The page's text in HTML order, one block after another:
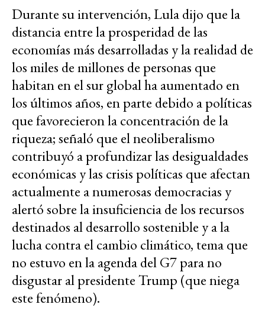
Durante su intervención, Lula dijo que la
distancia entre la prosperidad de las
economías más desarrolladas y la realidad de
los miles de millones de personas que
habitan en el sur global ha aumentado en
los últimos años, en parte debido a políticas
que favorecieron la concentración de la
riqueza; señaló que el neoliberalismo
contribuyó a profundizar las desigualdades
económicas y las crisis políticas que afectan
actualmente a numerosas democracias y
alertó sobre la insuficiencia de los recursos
destinados al desarrollo sostenible y a la
lucha contra el cambio climático, tema que
no estuvo en la agenda del G7 para no
disgustar al presidente Trump (que niega
este fenómeno).